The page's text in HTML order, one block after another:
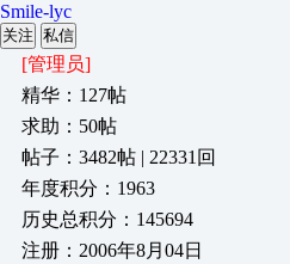
Smile-lyc
关注 私信
[管理员]
精华：127帖
求助：50帖
帖子：3482帖 | 22331回
年度积分：1963
历史总积分：145694
注册：2006年8月04日